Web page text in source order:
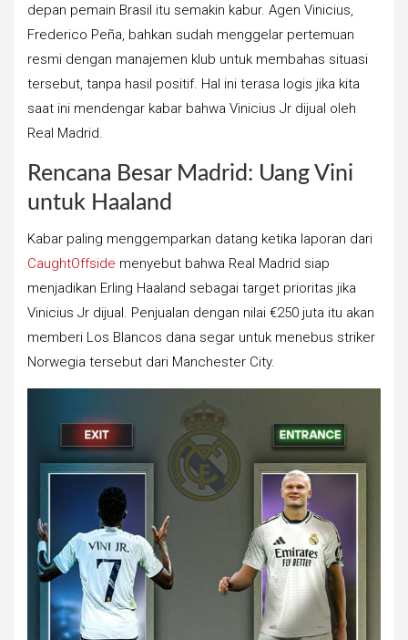
depan pemain Brasil itu semakin kabur. Agen Vinicius,
Frederico Peña, bahkan sudah menggelar pertemuan
resmi dengan manajemen klub untuk membahas situasi
tersebut, tanpa hasil positif. Hal ini terasa logis jika kita
saat ini mendengar kabar bahwa Vinicius Jr dijual oleh
Real Madrid.
Rencana Besar Madrid: Uang Vini
untuk Haaland
Kabar paling menggemparkan datang ketika laporan dari
CaughtOffside menyebut bahwa Real Madrid siap
menjadikan Erling Haaland sebagai target prioritas jika
Vinicius Jr dijual. Penjualan dengan nilai €250 juta itu akan
memberi Los Blancos dana segar untuk menebus striker
Norwegia tersebut dari Manchester City.